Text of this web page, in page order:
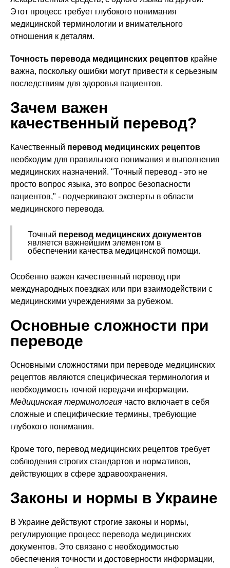
Этот процесс требует глубокого понимания
медицинской терминологии и внимательного
отношения к деталям.
Точность перевода медицинских рецептов крайне
важна, поскольку ошибки могут привести к серьезным
последствиям для здоровья пациентов.
Зачем важен
качественный перевод?
Качественный перевод медицинских рецептов
необходим для правильного понимания и выполнения
медицинских назначений. "Точный перевод - это не
просто вопрос языка, это вопрос безопасности
пациентов," - подчеркивают эксперты в области
медицинского перевода.
Точный перевод медицинских документов
является важнейшим элементом в
обеспечении качества медицинской помощи.
Особенно важен качественный перевод при
международных поездках или при взаимодействии с
медицинскими учреждениями за рубежом.
Основные сложности при
переводе
Основными сложностями при переводе медицинских
рецептов являются специфическая терминология и
необходимость точной передачи информации.
Медицинская терминология часто включает в себя
сложные и специфические термины, требующие
глубокого понимания.
Кроме того, перевод медицинских рецептов требует
соблюдения строгих стандартов и нормативов,
действующих в сфере здравоохранения.
Законы и нормы в Украине
В Украине действуют строгие законы и нормы,
регулирующие процесс перевода медицинских
документов. Это связано с необходимостью
обеспечения точности и достоверности информации,